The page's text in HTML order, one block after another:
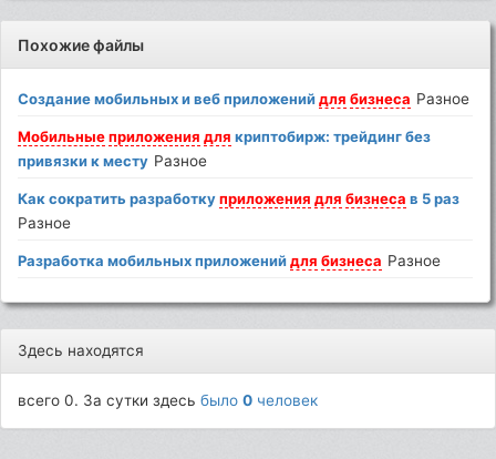
Похожие файлы
Создание мобильных и веб приложенийдля бизнеса Разное
Мобильные приложения для криптобирж: трейдинг без
привязки к месту Разное
Как сократить разработкуприложения для бизнеса в 5 раз
Разное
Разработка мобильных приложенийдля бизнеса Разное
Здесь находятся
всего 0. За сутки здесьбыло0 человек